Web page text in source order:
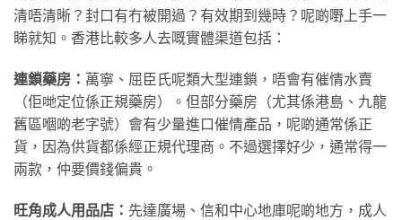
清唔清晰？封口有冇被開過？有效期到幾時？呢啲嘢上手一
睇就知。香港比較多人去嘅實體渠道包括：
連鎖藥房： 萬寧、屈臣氏呢類大型連鎖，唔會有催情水賣
（佢哋定位係正規藥房）。但部分藥房（尤其係港島、九龍
舊區嗰啲老字號）會有少量進口催情產品，呢啲通常係正
貨，因為供貨都係經正規代理商。不過選擇好少，通常得一
兩款，仲要價錢偏貴。
旺角成人用品店： 先達廣場、信和中心地庫呢啲地方，成人